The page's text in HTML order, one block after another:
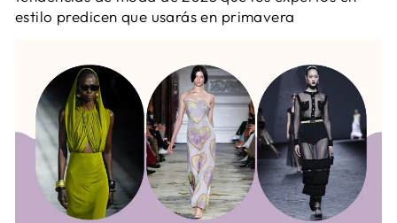
estilo predicen que usarás en primavera